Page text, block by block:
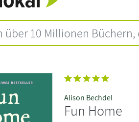
Alison Bechdel
Fun Home